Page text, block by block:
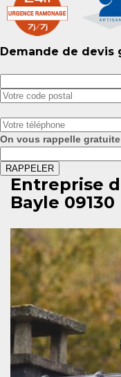
Demande de devis
On vous rappelle
Entreprise
Bayle 09130